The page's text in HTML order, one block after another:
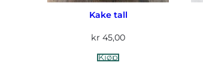
Kake tall
kr 45,00
Kjøp